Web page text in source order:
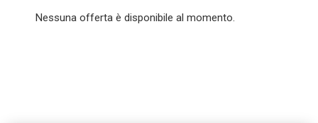
Nessuna offerta è disponibile al momento.